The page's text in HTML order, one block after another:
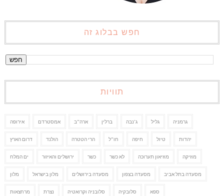
חפש בבלוג זה
תוויות
אירופה אמסטרדם ארה"ב ברלין ג'נבה גליל גרמניה
דרום הארץ הולנד הרי הטטרה חו"ל חיפה טיול יהדות
ים המלח ירושלים והאיזור כשר לא כשר מוזיאון תערוכה מוזיקה
מלון מלון בישראל מסעדה בירושלים מסעדה בצפון מסעדה בתל אביב
מרחצאות נצרת סלובניה וקרואטיה סלובקיה ספא